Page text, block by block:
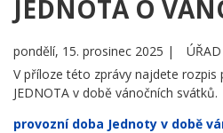
JEDNOTA O
pondělí, 15. prosinec 2025 |
V příloze této zprávy najdete
JEDNOTA v době vánočních svátků.
provozní doba Jednoty v době